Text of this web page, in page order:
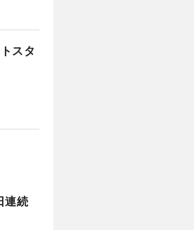
スタ
連続